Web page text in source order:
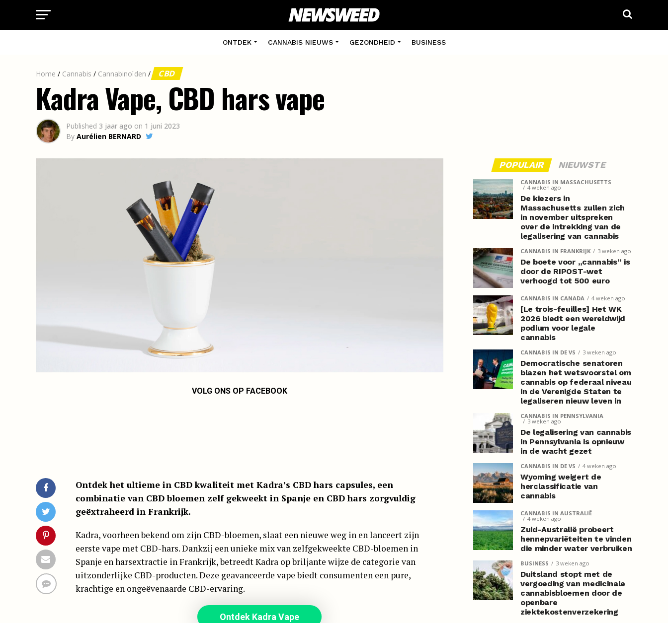
ONTDEK CANNABIS NIEUWS GEZONDHEID BUSINESS
Home / Cannabis / Cannabinoïden / CBD
Kadra Vape, CBD hars vape
Published 3 jaar ago on 1 juni 2023
By Aurélien BERNARD
VOLG ONS OP FACEBOOK
Ontdek het ultieme in CBD kwaliteit met Kadra’s CBD hars capsules, een
combinatie van CBD bloemen zelf gekweekt in Spanje en CBD hars zorgvuldig
geëxtraheerd in Frankrijk.
Kadra, voorheen bekend om zijn CBD-bloemen, slaat een nieuwe weg in en lanceert zijn
eerste vape met CBD-hars. Dankzij een unieke mix van zelfgekweekte CBD-bloemen in
Spanje en harsextractie in Frankrijk, betreedt Kadra op briljante wijze de categorie van
uitzonderlijke CBD-producten. Deze geavanceerde vape biedt consumenten een pure,
krachtige en ongeëvenaarde CBD-ervaring.
Ontdek Kadra Vape
POPULAIR NIEUWSTE
CANNABIS IN MASSACHUSETTS
4 weken ago
De kiezers in
Massachusetts zullen zich
in november uitspreken
over de intrekking van de
legalisering van cannabis
CANNABIS IN FRANKRIJK 3 weken ago
De boete voor „cannabis“ is
door de RIPOST-wet
verhoogd tot 500 euro
CANNABIS IN CANADA 4 weken ago
[Le trois-feuilles] Het WK
2026 biedt een wereldwijd
podium voor legale
cannabis
CANNABIS IN DE VS 3 weken ago
Democratische senatoren
blazen het wetsvoorstel om
cannabis op federaal niveau
in de Verenigde Staten te
legaliseren nieuw leven in
CANNABIS IN PENNSYLVANIA
3 weken ago
De legalisering van cannabis
in Pennsylvania is opnieuw
in de wacht gezet
CANNABIS IN DE VS 4 weken ago
Wyoming weigert de
herclassificatie van
cannabis
CANNABIS IN AUSTRALIË
4 weken ago
Zuid-Australië probeert
hennepvariëteiten te vinden
die minder water verbruiken
BUSINESS 3 weken ago
Duitsland stopt met de
vergoeding van medicinale
cannabisbloemen door de
openbare
ziektekostenverzekering